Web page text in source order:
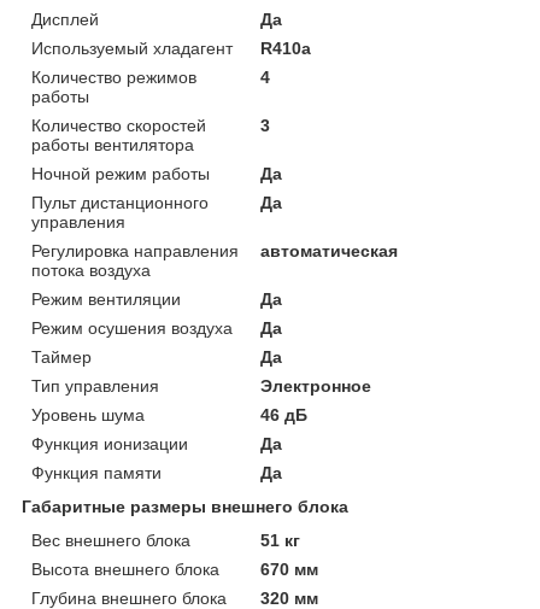
Дисплей
Да
Используемый хладагент
R410a
Количество режимов
работы
4
Количество скоростей
работы вентилятора
3
Ночной режим работы
Да
Пульт дистанционного
управления
Да
Регулировка направления
потока воздуха
автоматическая
Режим вентиляции
Да
Режим осушения воздуха
Да
Таймер
Да
Тип управления
Электронное
Уровень шума
46 дБ
Функция ионизации
Да
Функция памяти
Да
Габаритные размеры внешнего блока
Вес внешнего блока
51 кг
Высота внешнего блока
670 мм
Глубина внешнего блока
320 мм